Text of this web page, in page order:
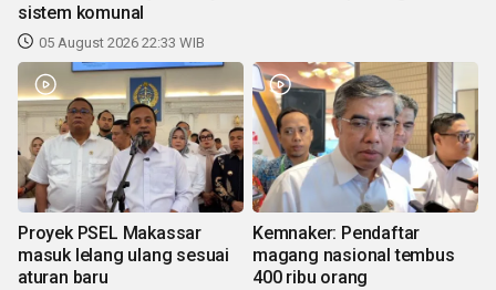
sistem komunal
05 August 2026 22:33 WIB
Proyek PSEL Makassar
masuk lelang ulang sesuai
aturan baru
Kemnaker: Pendaftar
magang nasional tembus
400 ribu orang